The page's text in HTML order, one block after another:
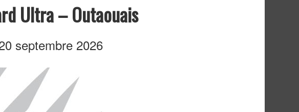
Ultra – Outaouais
septembre 2026